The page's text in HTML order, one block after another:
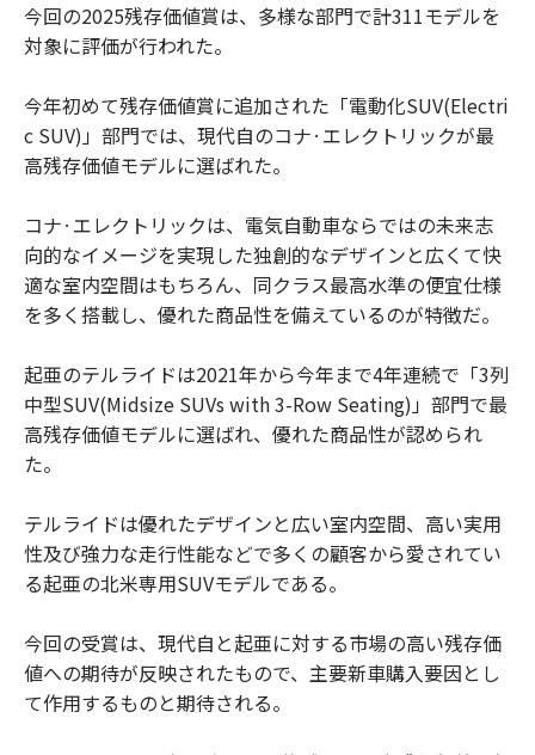
今回の2025残存価値賞は、多様な部門で計311モデルを
対象に評価が行われた。
今年初めて残存価値賞に追加された「電動化SUV(Electri
c SUV)」部門では、現代自のコナ·エレクトリックが最
高残存価値モデルに選ばれた。
コナ·エレクトリックは、電気自動車ならではの未来志
向的なイメージを実現した独創的なデザインと広くて快
適な室内空間はもちろん、同クラス最高水準の便宜仕様
を多く搭載し、優れた商品性を備えているのが特徴だ。
起亜のテルライドは2021年から今年まで4年連続で「3列
中型SUV(Midsize SUVs with 3-Row Seating)」部門で最
高残存価値モデルに選ばれ、優れた商品性が認められ
た。
テルライドは優れたデザインと広い室内空間、高い実用
性及び強力な走行性能などで多くの顧客から愛されてい
る起亜の北米専用SUVモデルである。
今回の受賞は、現代自と起亜に対する市場の高い残存価
値への期待が反映されたもので、主要新車購入要因とし
て作用するものと期待される。